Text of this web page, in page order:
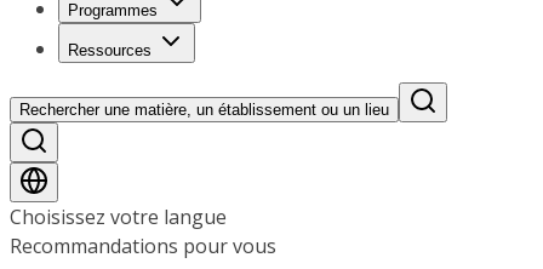
Programmes
Ressources
Rechercher une matière, un établissement ou un lieu
Choisissez votre langue
Recommandations pour vous